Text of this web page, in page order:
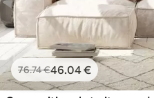
76.74€46.04€